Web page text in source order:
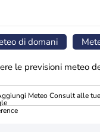
di domani
le previsioni meteo
Meteo Consult alle